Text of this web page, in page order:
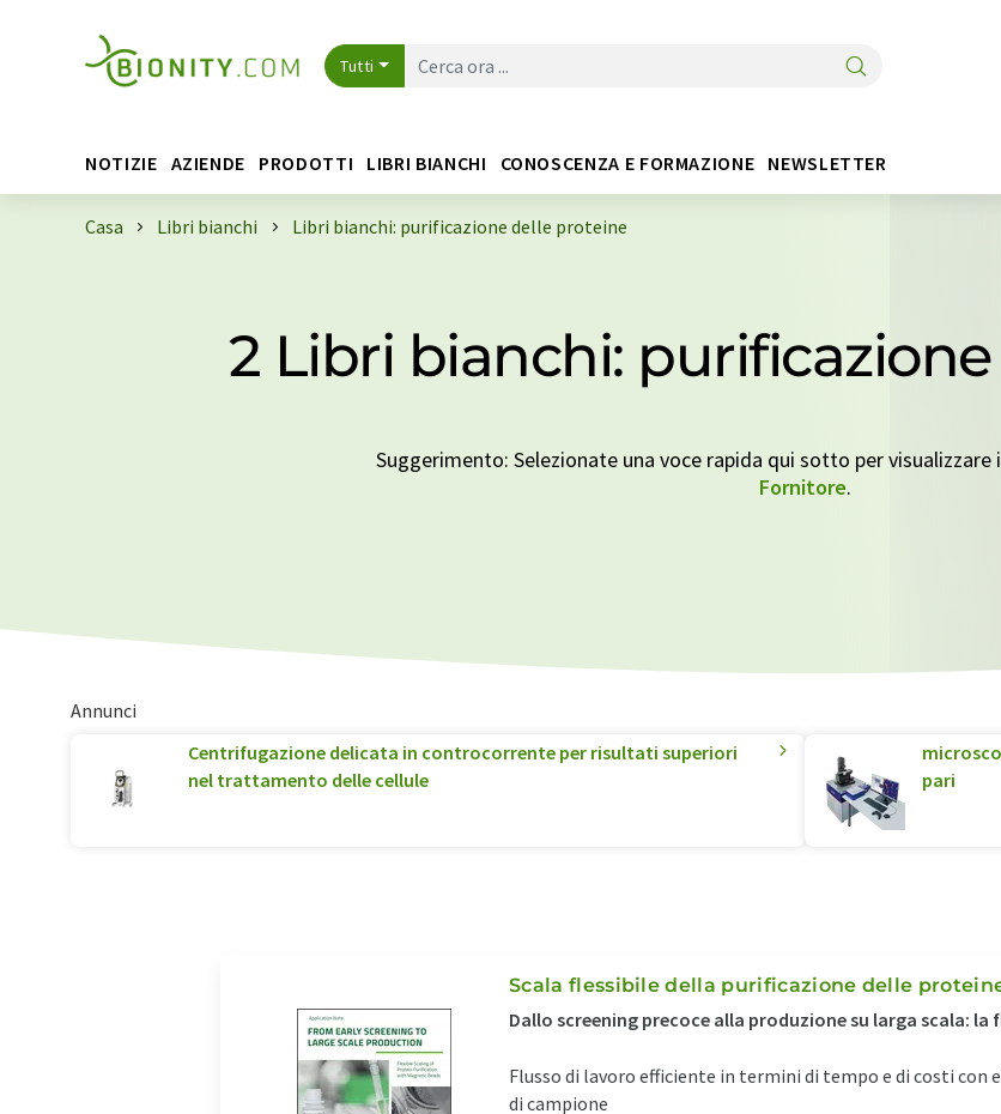
Tutti
NOTIZIE AZIENDE PRODOTTI LIBRI BIANCHI CONOSCENZA E FORMAZIONE NEWSLETTER
Casa Libri bianchi Libri bianchi: purificazione delle proteine
2 Libri bianchi:
Suggerimento: Selezionate una voce rapida qui sotto per visualizzare
Fornitore.
Annunci
Centrifugazione delicata in controcorrente per risultati superiori
nel trattamento delle cellule
pari
Scala flessibile della purificazione delle
Dallo screening precoce alla produzione su larga scala:
Flusso di lavoro efficiente in termini di tempo e di costi con
di campione